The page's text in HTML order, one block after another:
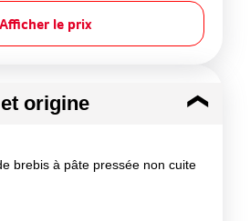
Afficher le prix
origine
brebis à pâte pressée non cuite